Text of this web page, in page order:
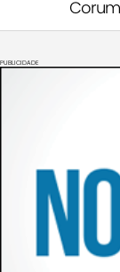
PUBLICIDADE